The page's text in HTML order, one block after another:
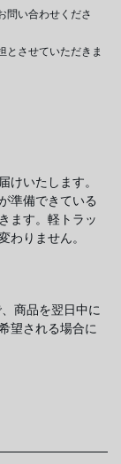
問い合わせくださ
とさせていただきま
けいたします。
準備できている
ます。軽トラッ
わりません。
商品を翌日中に
望される場合に